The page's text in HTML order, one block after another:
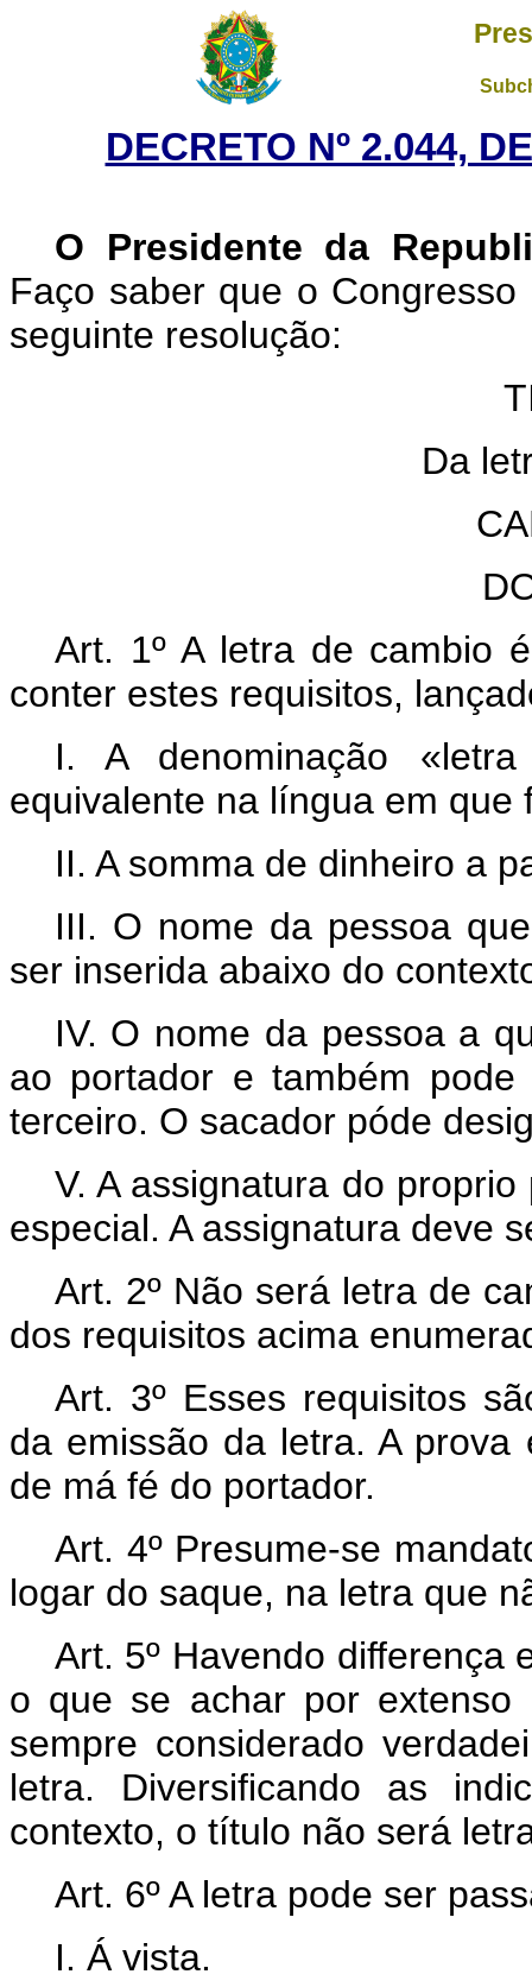
DECRETO Nº 2.044,
O Presidente da
Faço saber que o
seguinte resolução:
Da
Art. 1º A letra de cambio
conter estes requisitos,
I. A denominação
equivalente na língua em que
II. A somma de dinheiro a
III. O nome da pessoa
ser inserida abaixo do
IV. O nome da pessoa a
ao portador e também
terceiro. O sacador póde
V. A assignatura do
especial. A assignatura deve
Art. 2º Não será letra de
dos requisitos acima
Art. 3º Esses requisitos
da emissão da letra. A
de má fé do portador.
Art. 4º Presume-se
logar do saque, na letra que
Art. 5º Havendo differença
o que se achar por
sempre considerado
letra. Diversificando as
contexto, o título não será
Art. 6º A letra pode ser
I. Á vista.